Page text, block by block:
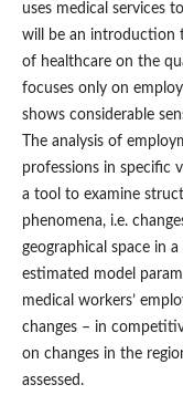
uses medical services
will be an introduction
of healthcare on the
focuses only on
shows considerable
The analysis of
professions in specific
a tool to examine
phenomena, i.e.
geographical space in
estimated model
medical workers’
changes – in
on changes in the
assessed.